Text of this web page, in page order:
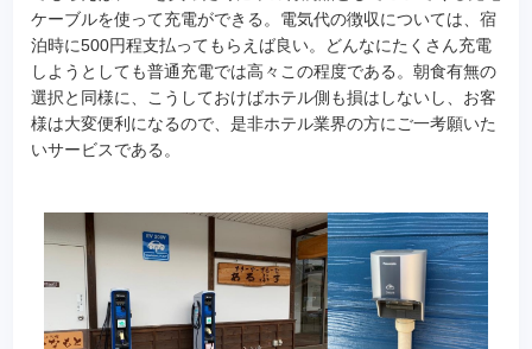
ケーブルを使って充電ができる。電気代の徴収については、宿
泊時に500円程支払ってもらえば良い。どんなにたくさん充電
しようとしても普通充電では高々この程度である。朝食有無の
選択と同様に、こうしておけばホテル側も損はしないし、お客
様は大変便利になるので、是非ホテル業界の方にご一考願いた
いサービスである。